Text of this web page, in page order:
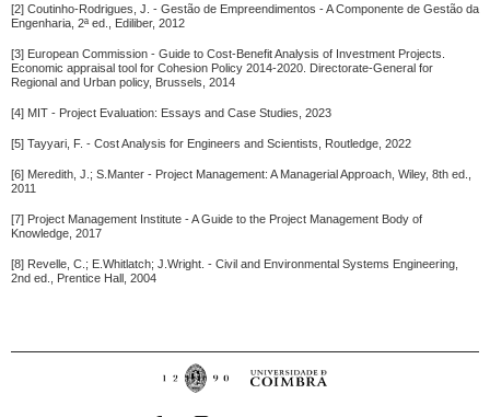
[2] Coutinho-Rodrigues, J. - Gestão de Empreendimentos - A Componente de Gestão da
Engenharia, 2ª ed., Ediliber, 2012
[3] European Commission - Guide to Cost-Benefit Analysis of Investment Projects.
Economic appraisal tool for Cohesion Policy 2014-2020. Directorate-General for
Regional and Urban policy, Brussels, 2014
[4] MIT - Project Evaluation: Essays and Case Studies, 2023
[5] Tayyari, F. - Cost Analysis for Engineers and Scientists, Routledge, 2022
[6] Meredith, J.; S.Manter - Project Management: A Managerial Approach, Wiley, 8th ed.,
2011
[7] Project Management Institute - A Guide to the Project Management Body of
Knowledge, 2017
[8] Revelle, C.; E.Whitlatch; J.Wright. - Civil and Environmental Systems Engineering,
2nd ed., Prentice Hall, 2004